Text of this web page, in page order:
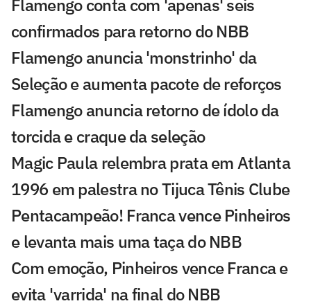
Flamengo conta com 'apenas' seis
confirmados para retorno do NBB
Flamengo anuncia 'monstrinho' da
Seleção e aumenta pacote de reforços
Flamengo anuncia retorno de ídolo da
torcida e craque da seleção
Magic Paula relembra prata em Atlanta
1996 em palestra no Tijuca Tênis Clube
Pentacampeão! Franca vence Pinheiros
e levanta mais uma taça do NBB
Com emoção, Pinheiros vence Franca e
evita 'varrida' na final do NBB